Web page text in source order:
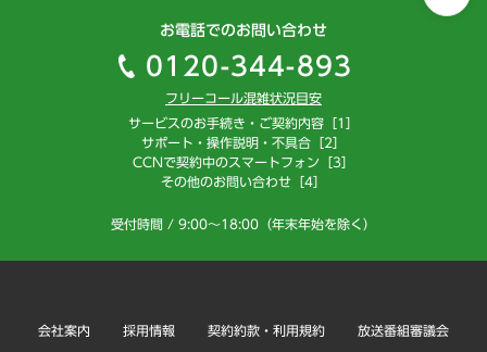
お電話でのお問い合わせ
0120-344-893
フリーコール混雑状況目安
サービスのお手続き・ご契約内容［1］
サポート・操作説明・不具合［2］
CCNで契約中のスマートフォン［3］
その他のお問い合わせ［4］
受付時間 / 9:00～18:00（年末年始を除く）
会社案内 採用情報 契約約款・利用規約 放送番組審議会